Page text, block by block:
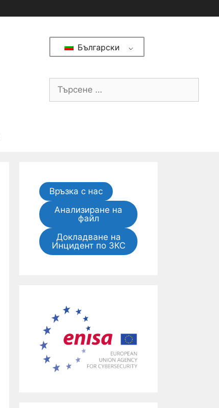
Български
Връзка с нас
Анализиране на
файл
Докладване на
Инцидент по ЗКС